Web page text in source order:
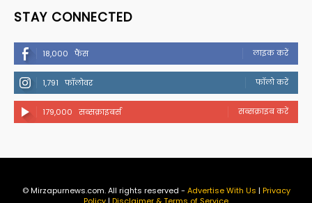
STAY CONNECTED
18,000 फैंस लाइक करें
1,791 फॉलोवर फॉलो करें
179,000 सब्सक्राइबर्स सब्सक्राइब करें
© Mirzapurnews.com. All rights reserved - Advertise With Us | Privacy